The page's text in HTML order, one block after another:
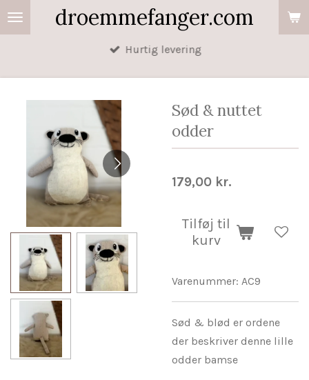
Spring
til
droemmefanger.com
Hurtig levering
Sød & nuttet
odder
179,00 kr.
Tilføj til
kurv
Varenummer: AC9
Sød & blød er ordene
der beskriver denne lille
odder bamse